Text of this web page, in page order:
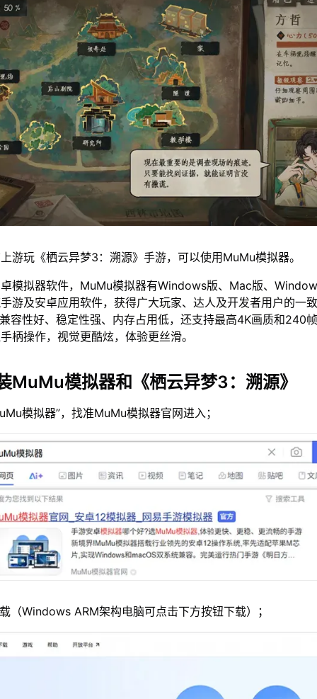
游玩《栖云异梦3：溯源》手游，可以使用MuMu模拟器。
模拟器软件，MuMu模拟器有Windows版、Mac版、
游及安卓应用软件，获得广大玩家、达人及开发者用户的一
容性好、稳定性强、内存占用低，还支持最高4K画质和240
柄操作，视觉更酷炫，体验更丝滑。
MuMu模拟器和《栖云异梦3：溯源》
模拟器”，找准MuMu模拟器官网进入；
（Windows ARM架构电脑可点击下方按钮下载）；